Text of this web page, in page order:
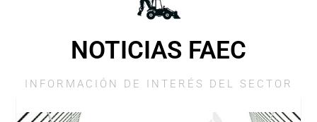
NOTICIAS FAEC
INFORMACIÓN DE INTERÉS DEL SECTOR